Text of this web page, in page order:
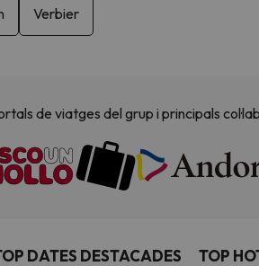
Verbier
de viatges del grup i principals
DATES DESTACADES TOP